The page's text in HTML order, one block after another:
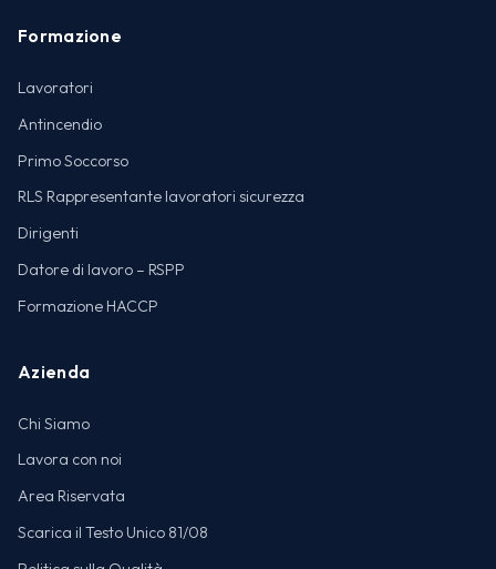
Formazione
Lavoratori
Antincendio
Primo Soccorso
RLS Rappresentante lavoratori sicurezza
Dirigenti
Datore di lavoro – RSPP
Formazione HACCP
Azienda
Chi Siamo
Lavora con noi
Area Riservata
Scarica il Testo Unico 81/08